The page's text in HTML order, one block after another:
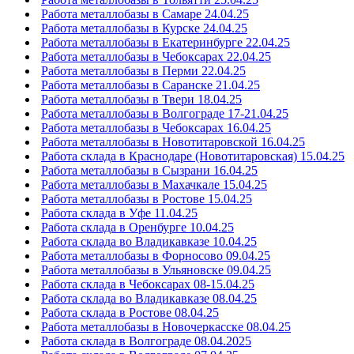
Работа металлобазы в Самаре 24.04.25
Работа металлобазы в Курске 24.04.25
Работа металлобазы в Екатеринбурге 22.04.25
Работа металлобазы в Чебоксарах 22.04.25
Работа металлобазы в Перми 22.04.25
Работа металлобазы в Саранске 21.04.25
Работа металлобазы в Твери 18.04.25
Работа металлобазы в Волгограде 17-21.04.25
Работа металлобазы в Чебоксарах 16.04.25
Работа металлобазы в Новотитаровской 16.04.25
Работа склада в Краснодаре (Новотитаровская) 15.04.25
Работа металлобазы в Сызрани 16.04.25
Работа металлобазы в Махачкале 15.04.25
Работа металлобазы в Ростове 15.04.25
Работа склада в Уфе 11.04.25
Работа склада в Оренбурге 10.04.25
Работа склада во Владикавказе 10.04.25
Работа металлобазы в Форносово 09.04.25
Работа металлобазы в Ульяновске 09.04.25
Работа склада в Чебоксарах 08-15.04.25
Работа склада во Владикавказе 08.04.25
Работа склада в Ростове 08.04.25
Работа металлобазы в Новочеркасске 08.04.25
Работа склада в Волгограде 08.04.2025